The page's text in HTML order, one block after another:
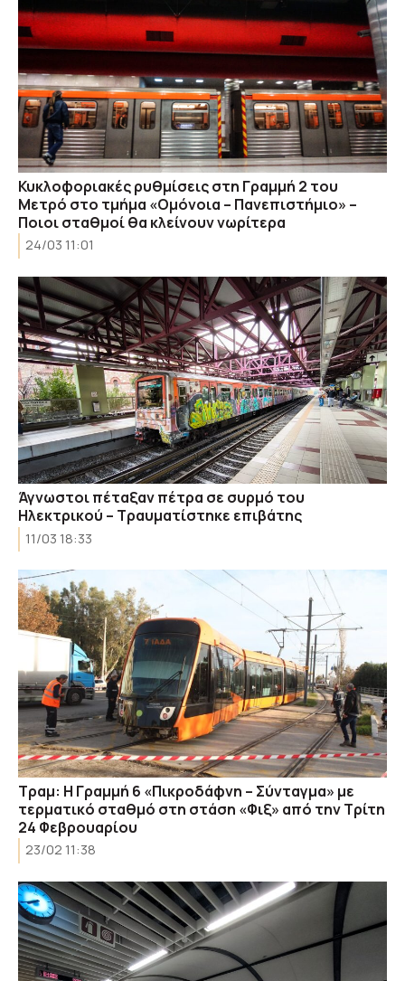
Κυκλοφοριακές ρυθμίσεις στη Γραμμή 2 του
Μετρό στο τμήμα «Ομόνοια – Πανεπιστήμιο» –
Ποιοι σταθμοί θα κλείνουν νωρίτερα
24/03 11:01
Άγνωστοι πέταξαν πέτρα σε συρμό του
Ηλεκτρικού – Τραυματίστηκε επιβάτης
11/03 18:33
Τραμ: Η Γραμμή 6 «Πικροδάφνη – Σύνταγμα» με
τερματικό σταθμό στη στάση «Φιξ» από την Τρίτη
24 Φεβρουαρίου
23/02 11:38